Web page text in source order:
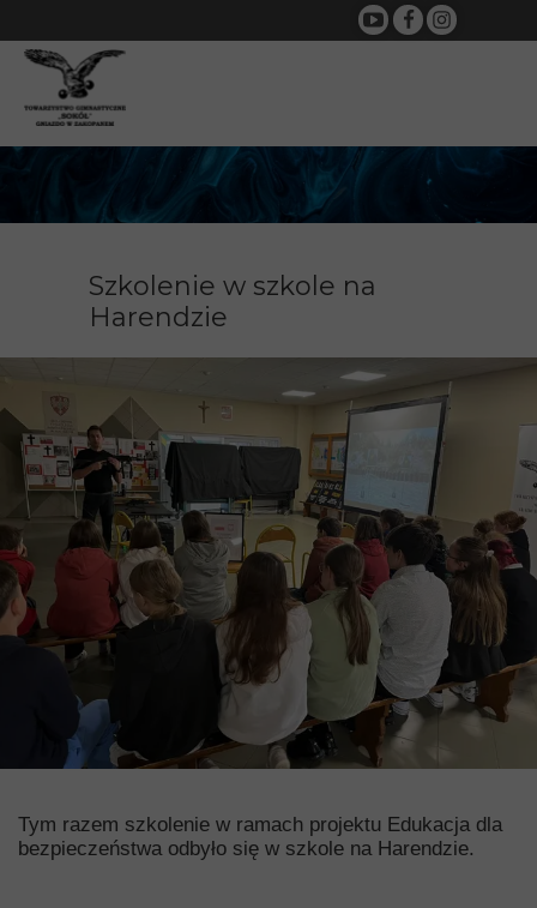
Tym razem szkolenie w ramach projektu Edukacja dla
bezpieczeństwa odbyło się w szkole na Harendzie.
Szkolenie w szkole na
Harendzie